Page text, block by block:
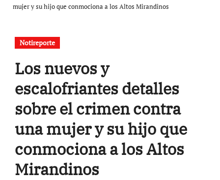
mujer y su hijo que conmociona a los Altos Mirandinos
Notireporte
Los nuevos y
escalofriantes detalles
sobre el crimen contra
una mujer y su hijo que
conmociona a los Altos
Mirandinos